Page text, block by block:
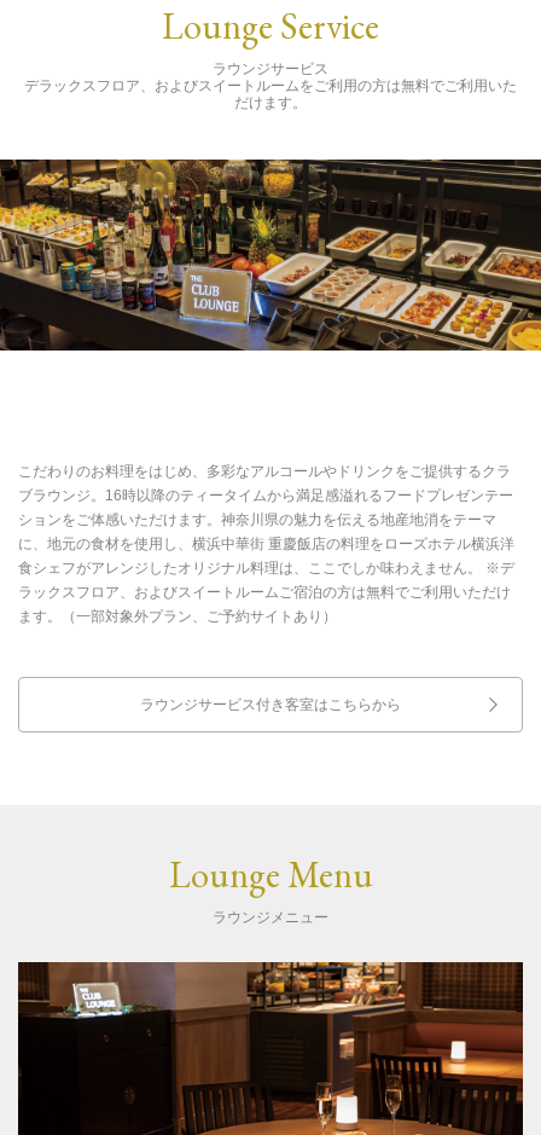
Lounge Service
ラウンジサービス
デラックスフロア、およびスイートルームをご利用の方は無料でご利用いた
だけます。
こだわりのお料理をはじめ、多彩なアルコールやドリンクをご提供するクラ
ブラウンジ。16時以降のティータイムから満足感溢れるフードプレゼンテー
ションをご体感いただけます。神奈川県の魅力を伝える地産地消をテーマ
に、地元の食材を使用し、横浜中華街 重慶飯店の料理をローズホテル横浜洋
食シェフがアレンジしたオリジナル料理は、ここでしか味わえません。 ※デ
ラックスフロア、およびスイートルームご宿泊の方は無料でご利用いただけ
ます。（一部対象外プラン、ご予約サイトあり）
ラウンジサービス付き客室はこちらから
Lounge Menu
ラウンジメニュー